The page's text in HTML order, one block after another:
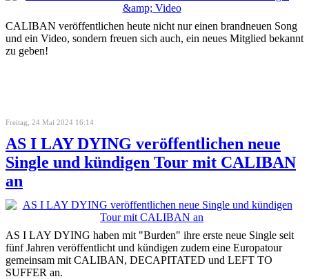
CALIBAN veröffentlichen heute nicht nur einen brandneuen Song
und ein Video, sondern freuen sich auch, ein neues Mitglied bekannt
zu geben!
Freitag, 24 Mai 2024 16:14
AS I LAY DYING veröffentlichen neue
Single und kündigen Tour mit CALIBAN
an
AS I LAY DYING haben mit "Burden" ihre erste neue Single seit
fünf Jahren veröffentlicht und kündigen zudem eine Europatour
gemeinsam mit CALIBAN, DECAPITATED und LEFT TO
SUFFER an.